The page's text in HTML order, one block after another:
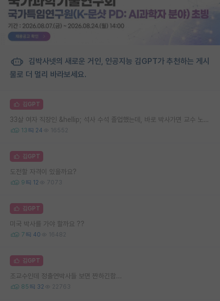
김박사넷의 새로운 거인, 인공지능 김GPT가 추천하는 게시
물로 더 멀리 바라보세요.
김GPT
33살 여자 직장인 &hellip; 석사 수석 졸업했는데, 바로 박사가면 교수 노려볼수 있을까요
13 24 16552
김GPT
도전할 자격이 있을까요?
9 12 7073
김GPT
미국 박사를 가야 할까요 ??
7 40 16482
김GPT
조교수인데 정출연박사들 보면 짠하긴함...
85 32 22763